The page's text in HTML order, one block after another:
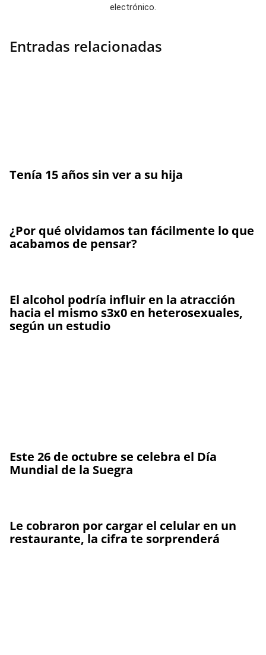
electrónico.
Entradas relacionadas
Tenía 15 años sin ver a su hija
¿Por qué olvidamos tan fácilmente lo que
acabamos de pensar?
El alcohol podría influir en la atracción
hacia el mismo s3x0 en heterosexuales,
según un estudio
Este 26 de octubre se celebra el Día
Mundial de la Suegra
Le cobraron por cargar el celular en un
restaurante, la cifra te sorprenderá